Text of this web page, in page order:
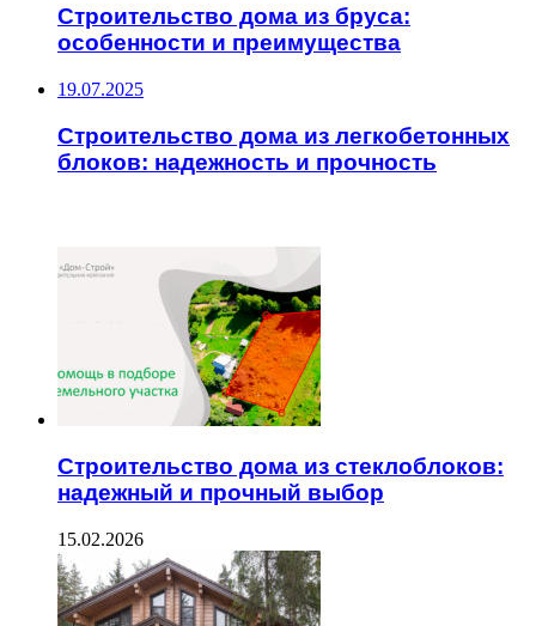
Строительство дома из бруса:
особенности и преимущества
19.07.2025
Строительство дома из легкобетонных
блоков: надежность и прочность
Строительство дома из стеклоблоков:
надежный и прочный выбор
15.02.2026